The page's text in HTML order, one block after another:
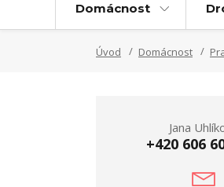
Domácnost
Úvod Domácnost
Jana
+420 606